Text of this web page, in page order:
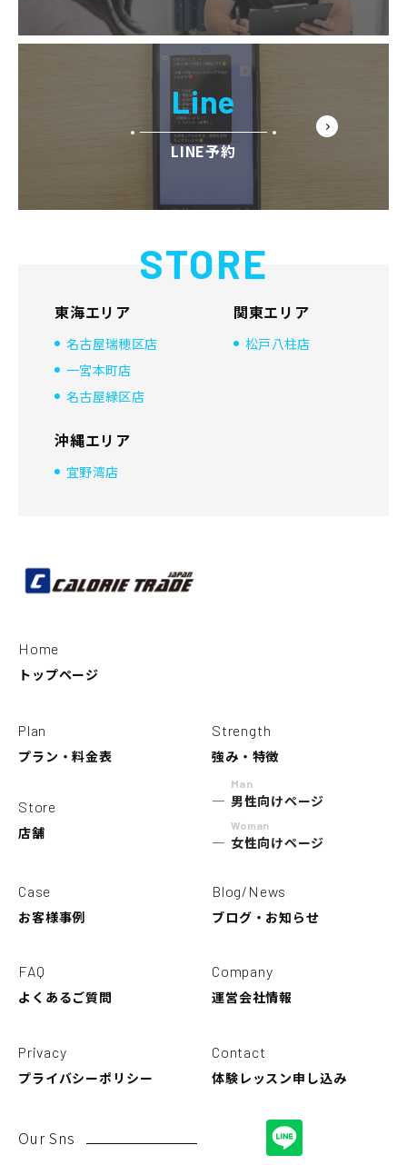
Line
LINE予約
STORE
東海エリア
名古屋瑞穂区店
一宮本町店
名古屋緑区店
関東エリア
松戸八柱店
沖縄エリア
宜野湾店
Our Sns
Home
トップページ
Plan
プラン・料金表
Blog/News
ブログ・お知らせ
Store
店舗
Strength
強み・特徴
Case
お客様事例
FAQ
よくあるご質問
Contact
体験レッスン申し込み
Man
男性向けページ
Woman
女性向けページ
Company
運営会社情報
Privacy
プライバシーポリシー